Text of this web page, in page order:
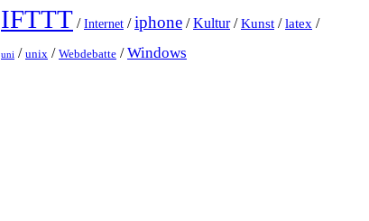
IFTTT /Internet /iphone /Kultur/Kunst /latex /
uni / unix / Webdebatte /Windows